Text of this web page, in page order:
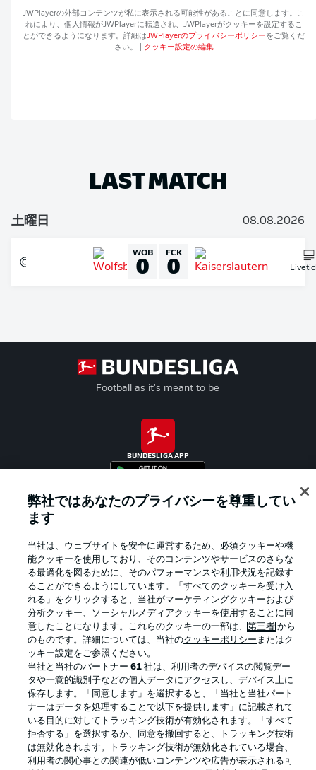
JWPlayerの外部コンテンツが私に表示される可能性があることに同意します。こ
れにより、個人情報がJWPlayerに転送され、 JWPlayerがクッキーを設定するこ
とができるようになります。詳細はJWPlayerのプライバシーポリシーをご覧くだ
さい。
クッキー設定の編集
LAST MATCH
土曜日 08.08.2026
WOB
0 FCK
0
Football as it's meant to be
BUNDESLIGA APP
プライバシー・ポリシー 優先設定を管理する
利用条件 放送局
求人 選手
当サイトについて
弊社ではあなたのプライバシーを尊重してい
ます
当社は、ウェブサイトを安全に運営するため、必須クッキーや機
能クッキーを使用しており、そのコンテンツやサービスのさらな
る最適化を図るために、そのパフォーマンスや利用状況を記録す
ることができるようにしています。「すべてのクッキーを受け入
れる」をクリックすると、当社がマーケティングクッキーおよび
分析クッキー、ソーシャルメディアクッキーを使用することに同
意したことになります。これらのクッキーの一部は、第三者 から
のものです。詳細については、当社のクッキーポリシー またはク
ッキー設定をご参照ください。
当社と当社のパートナー61 社は、利用者のデバイスの閲覧デー
タや一意的識別子などの個人データにアクセスし、デバイス上に
保存します。「同意します」を選択すると、「当社と当社パート
ナーはデータを処理することで以下を提供します」に記載されて
いる目的に対してトラッキング技術が有効化されます。「すべて
拒否する」を選択するか、同意を撤回すると、トラッキング技術
は無効化されます。トラッキング技術が無効化されている場合、
利用者の関心事との関連が低いコンテンツや広告が表示される可